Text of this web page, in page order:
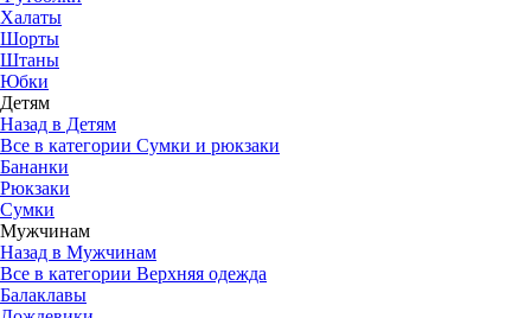
Халаты
Шорты
Штаны
Юбки
Детям
Назад в Детям
Все в категории Сумки и рюкзаки
Бананки
Рюкзаки
Сумки
Мужчинам
Назад в Мужчинам
Все в категории Верхняя одежда
Балаклавы